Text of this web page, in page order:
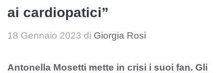
ai cardiopatici”
18 Gennaio 2023 di Giorgia Rosi
Antonella Mosetti mette in crisi i suoi fan. Gli